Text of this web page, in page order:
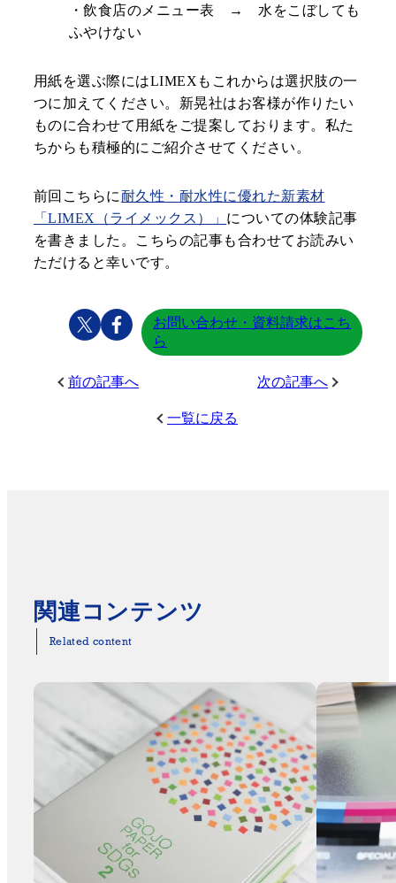
・飲食店のメニュー表 → 水をこぼしても
ふやけない
用紙を選ぶ際にはLIMEXもこれからは選択肢の一
つに加えてください。新晃社はお客様が作りたい
ものに合わせて用紙をご提案しております。私た
ちからも積極的にご紹介させてください。
前回こちらに耐久性・耐水性に優れた新素材
「LIMEX（ライメックス）」 についての体験記事
を書きました。こちらの記事も合わせてお読みい
ただけると幸いです。
お問い合わせ・資料請求はこち
ら
前の記事へ 次の記事へ
一覧に戻る
関連コンテンツ
Related content